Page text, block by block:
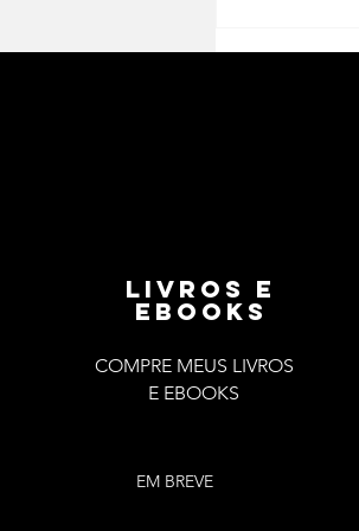
LIVROS E
EBOOKS
COMPRE MEUS LIVROS
E EBOOKS
EM BREVE